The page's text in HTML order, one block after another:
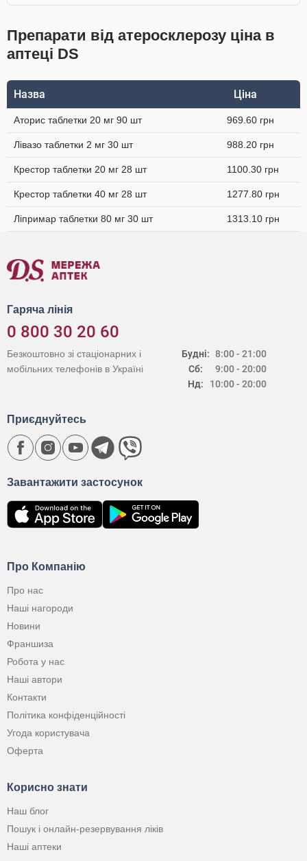
Препарати від атеросклерозу ціна в
аптеці DS
Назва Ціна
Аторис таблетки 20 мг 90 шт 969.60 грн
Лівазо таблетки 2 мг 30 шт 988.20 грн
Крестор таблетки 20 мг 28 шт 1100.30 грн
Крестор таблетки 40 мг 28 шт 1277.80 грн
Ліпримар таблетки 80 мг 30 шт 1313.10 грн
Гаряча лінія
0 800 30 20 60
Будні:
Сб:
Нд:
8:00 - 21:00
9:00 - 20:00
10:00 - 20:00
Безкоштовно зі стаціонарних і
мобільних телефонів в Україні
Про Компанію
Про нас
Наші нагороди
Новини
Франшиза
Робота у нас
Наші автори
Контакти
Політика конфіденційності
Угода користувача
Оферта
Корисно знати
Наш блог
Пошук і онлайн-резервування ліків
Наші аптеки
Завантажити застосунок
Приєднуйтесь